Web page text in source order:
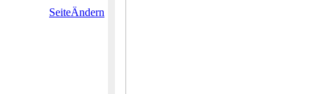
SeiteÄndern